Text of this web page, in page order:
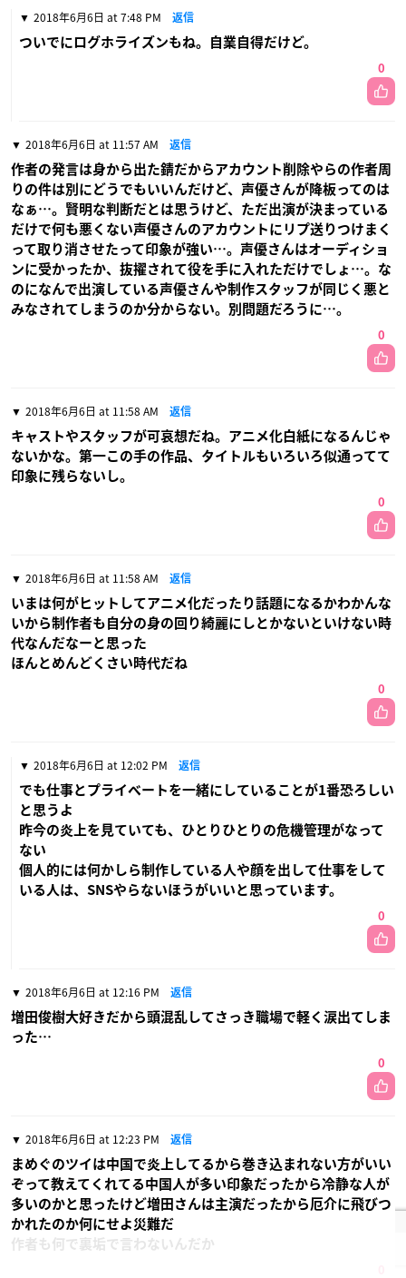
2018年6月6日 at 7:48 PM 返信
ついでにログホライズンもね。自業自得だけど。
0
2018年6月6日 at 11:57 AM 返信
作者の発言は身から出た錆だからアカウント削除やらの作者周
りの件は別にどうでもいいんだけど、声優さんが降板ってのは
なぁ…。賢明な判断だとは思うけど、ただ出演が決まっている
だけで何も悪くない声優さんのアカウントにリプ送りつけまく
って取り消させたって印象が強い…。声優さんはオーディショ
ンに受かったか、抜擢されて役を手に入れただけでしょ…。な
のになんで出演している声優さんや制作スタッフが同じく悪と
みなされてしまうのか分からない。別問題だろうに…。
0
2018年6月6日 at 11:58 AM 返信
キャストやスタッフが可哀想だね。アニメ化白紙になるんじゃ
ないかな。第一この手の作品、タイトルもいろいろ似通ってて
印象に残らないし。
0
2018年6月6日 at 11:58 AM 返信
いまは何がヒットしてアニメ化だったり話題になるかわかんな
いから制作者も自分の身の回り綺麗にしとかないといけない時
代なんだなーと思った
ほんとめんどくさい時代だね
0
2018年6月6日 at 12:02 PM 返信
でも仕事とプライベートを一緒にしていることが1番恐ろしい
と思うよ
昨今の炎上を見ていても、ひとりひとりの危機管理がなって
ない
個人的には何かしら制作している人や顔を出して仕事をして
いる人は、SNSやらないほうがいいと思っています。
0
2018年6月6日 at 12:16 PM 返信
増田俊樹大好きだから頭混乱してさっき職場で軽く涙出てしま
った…
0
2018年6月6日 at 12:23 PM 返信
まめぐのツイは中国で炎上してるから巻き込まれない方がいい
ぞって教えてくれてる中国人が多い印象だったから冷静な人が
多いのかと思ったけど増田さんは主演だったから厄介に飛びつ
かれたのか何にせよ災難だ
作者も何で裏垢で言わないんだか